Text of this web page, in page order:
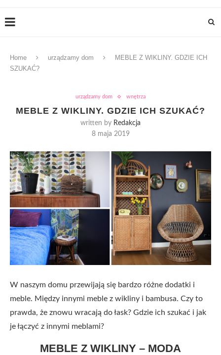
Home urządzamy dom
MEBLE Z WIKLINY. GDZIE ICH
SZUKAĆ?
urządzamy dom wnętrza
MEBLE Z WIKLINY. GDZIE ICH SZUKAĆ?
written by Redakcja
8 maja 2019
W naszym domu przewijają się bardzo różne dodatki i
meble. Między innymi meble z wikliny i bambusa. Czy to
prawda, że znowu wracają do łask? Gdzie ich szukać i jak
je łączyć z innymi meblami?
MEBLE Z WIKLINY – MODA